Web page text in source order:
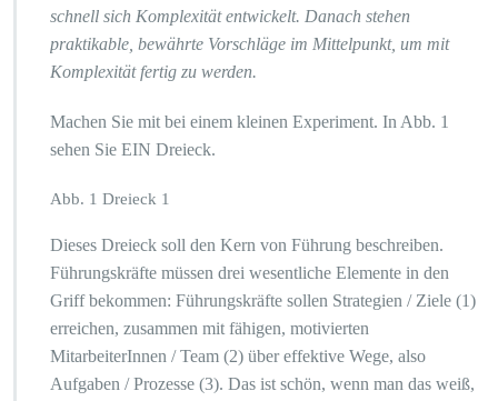
schnell sich Komplexität entwickelt. Danach stehen
praktikable, bewährte Vorschläge im Mittelpunkt, um mit
Komplexität fertig zu werden.
Machen Sie mit bei einem kleinen Experiment. In Abb. 1
sehen Sie EIN Dreieck.
Abb. 1 Dreieck 1
Dieses Dreieck soll den Kern von Führung beschreiben.
Führungskräfte müssen drei wesentliche Elemente in den
Griff bekommen: Führungskräfte sollen Strategien / Ziele (1)
erreichen, zusammen mit fähigen, motivierten
MitarbeiterInnen / Team (2) über effektive Wege, also
Aufgaben / Prozesse (3). Das ist schön, wenn man das weiß,